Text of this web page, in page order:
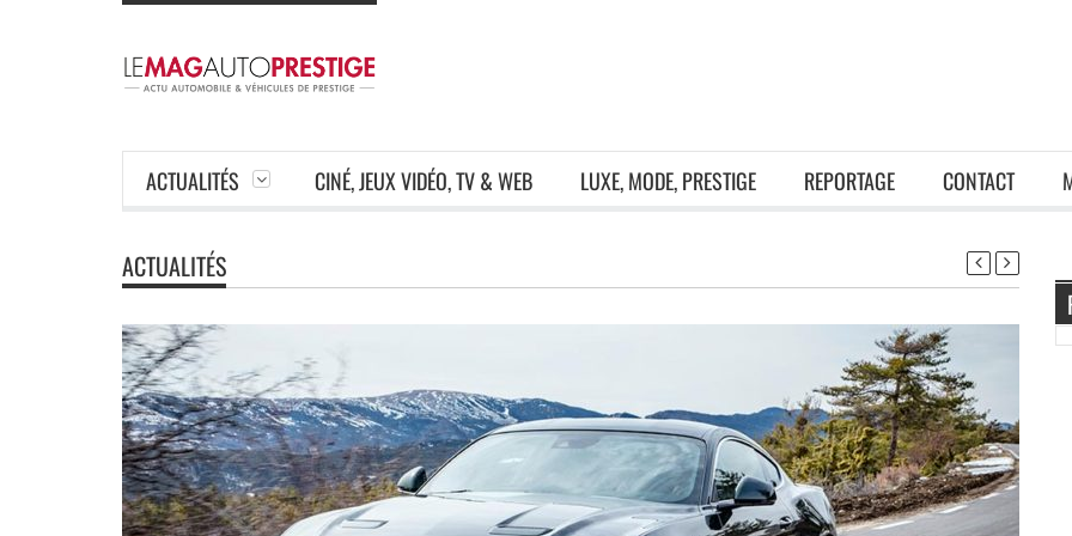
ACTUALITÉS CINÉ, JEUX VIDÉO, TV & WEB LUXE, MODE, PRESTIGE REPORTAGE CONTACT
ACTUALITÉS